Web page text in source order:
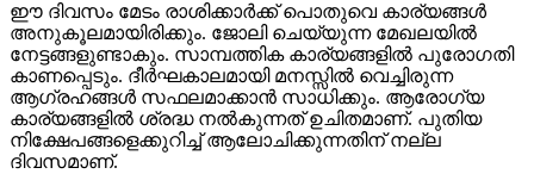
ഈ ദിവസം മേടം രാശിക്കാർക്ക് പൊതുവെ കാര്യങ്ങൾ
അനുകൂലമായിരിക്കും. ജോലി ചെയ്യുന്ന മേഖലയിൽ
നേട്ടങ്ങളുണ്ടാകും. സാമ്പത്തിക കാര്യങ്ങളിൽ പുരോഗതി
കാണപ്പെടും. ദീർഘകാലമായി മനസ്സിൽ വെച്ചിരുന്ന
ആഗ്രഹങ്ങൾ സഫലമാക്കാൻ സാധിക്കും. ആരോഗ്യ
കാര്യങ്ങളിൽ ശ്രദ്ധ നൽകുന്നത് ഉചിതമാണ്. പുതിയ
നിക്ഷേപങ്ങളെക്കുറിച്ച് ആലോചിക്കുന്നതിന് നല്ല
ദിവസമാണ്.